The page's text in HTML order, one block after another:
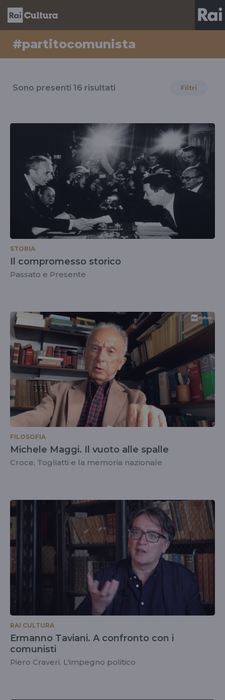
#partitocomunista
il
#partitocomunista
Sono presenti 16 risultati Filtri
STORIA
Il compromesso storico
Passato e Presente
FILOSOFIA
Michele Maggi. Il vuoto alle spalle
Croce, Togliatti e la memoria nazionale
RAI CULTURA
Ermanno Taviani. A confronto con i
comunisti
Piero Craveri. L'impegno politico